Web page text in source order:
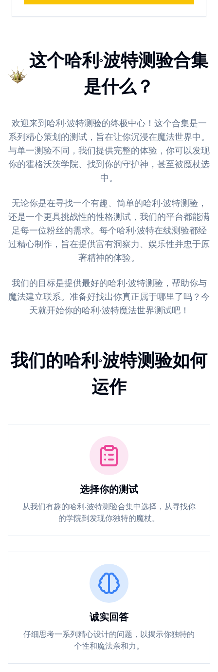
这个哈利·波特测验合集
是什么？
欢迎来到哈利·波特测验的终极中心！这个合集是一
系列精心策划的测试，旨在让你沉浸在魔法世界中。
与单一测验不同，我们提供完整的体验，你可以发现
你的霍格沃茨学院、找到你的守护神，甚至被魔杖选
中。
无论你是在寻找一个有趣、简单的哈利·波特测验，
还是一个更具挑战性的性格测试，我们的平台都能满
足每一位粉丝的需求。每个哈利·波特在线测验都经
过精心制作，旨在提供富有洞察力、娱乐性并忠于原
著精神的体验。
我们的目标是提供最好的哈利·波特测验，帮助你与
魔法建立联系。准备好找出你真正属于哪里了吗？今
天就开始你的哈利·波特魔法世界测试吧！
我们的哈利·波特测验如何
运作
选择你的测试
从我们有趣的哈利·波特测验合集中选择，从寻找你
的学院到发现你独特的魔杖。
诚实回答
仔细思考一系列精心设计的问题，以揭示你独特的
个性和魔法亲和力。